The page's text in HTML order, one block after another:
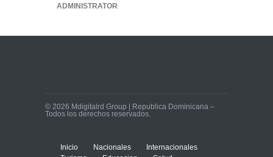
ADMINISTRATOR
© 2026 Mdigitalrd Group | Republica Dominicana –
Todos los derechos reservados.
Inicio Nacionales
Internacionales